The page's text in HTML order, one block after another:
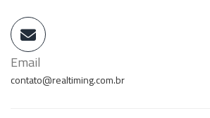
Email
contato@realtiming.com.br